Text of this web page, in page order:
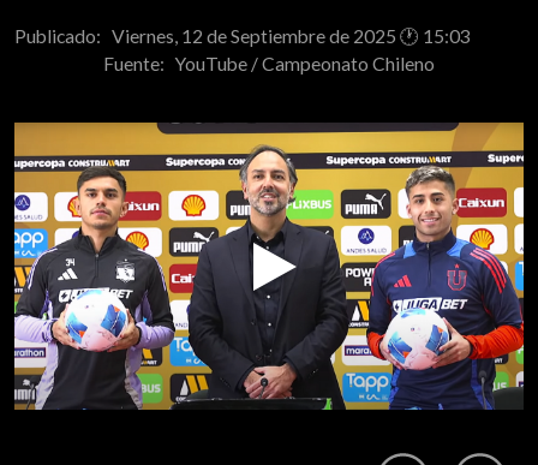
Publicado: Viernes, 12 de Septiembre de 2025 🕐 15:03
Fuente: YouTube / Campeonato Chileno
Video